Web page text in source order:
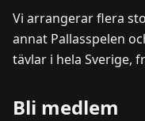
Vi arrangerar flera
annat Pallasspelen
tävlar i hela Sverige,
Bli medlem